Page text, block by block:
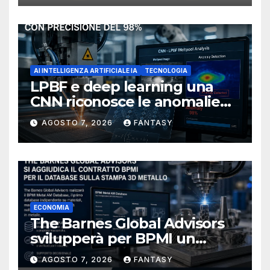
AI INTELLIGENZA ARTIFICIALE IA TECNOLOGIA
LPBF e deep learning una
CNN riconosce le anomalie
del bagno di fusione
AGOSTO 7, 2026 FANTASY
ECONOMIA
The Barnes Global Advisors
svilupperà per BPMI un
database per la stampa 3D
AGOSTO 7, 2026 FANTASY